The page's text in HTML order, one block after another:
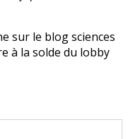
sur le blog sciences
à la solde du lobby